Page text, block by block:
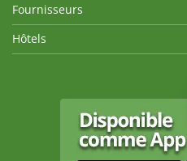
Fournisseurs
Hôtels